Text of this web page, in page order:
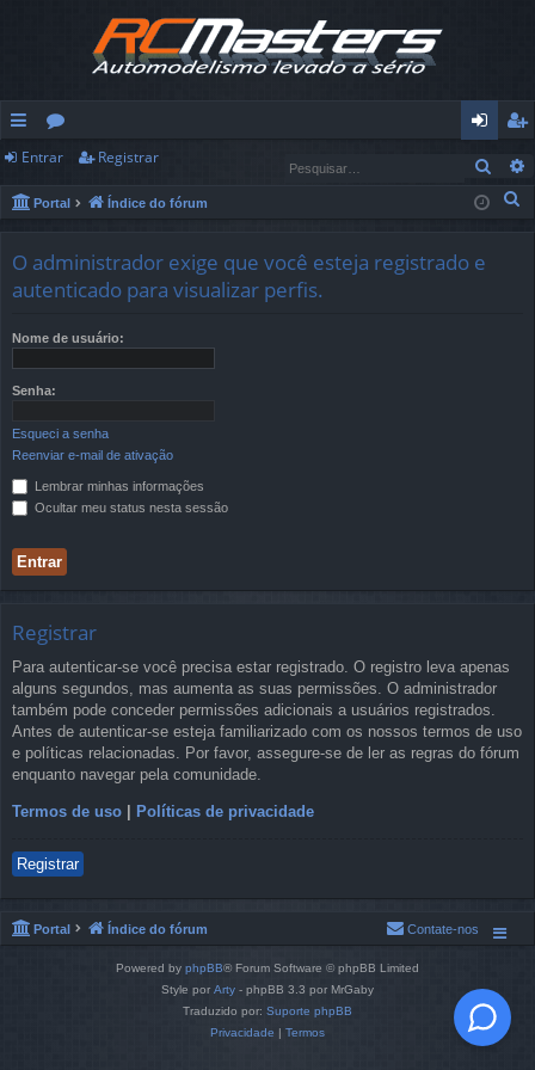
in
ks
pi
os
ór
u
nt
ra
eg
ist
Entrar Registrar
Portal Índice do fórum
O administrador exige que você esteja registrado e
autenticado para visualizar perfis.
Nome de usuário:
Senha:
Esqueci a senha
Reenviar e-mail de ativação
Lembrar minhas informações
Ocultar meu status nesta sessão
Registrar
Para autenticar-se você precisa estar registrado. O registro leva apenas
alguns segundos, mas aumenta as suas permissões. O administrador
também pode conceder permissões adicionais a usuários registrados.
Antes de autenticar-se esteja familiarizado com os nossos termos de uso
e políticas relacionadas. Por favor, assegure-se de ler as regras do fórum
enquanto navegar pela comunidade.
Termos de uso | Políticas de privacidade
Registrar
Portal Índice do fórum Contate-nos
Powered by phpBB® Forum Software © phpBB Limited
Style por Arty - phpBB 3.3 por MrGaby
Traduzido por: Suporte phpBB
Privacidade | Termos